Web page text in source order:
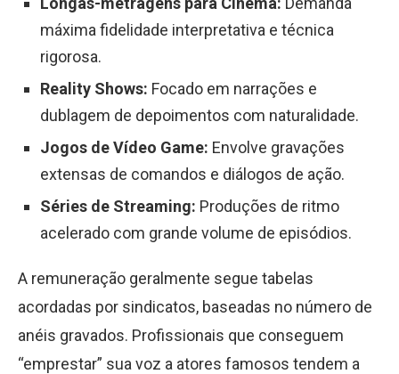
máxima fidelidade interpretativa e técnica
rigorosa.
Reality Shows: Focado em narrações e
dublagem de depoimentos com naturalidade.
Jogos de Vídeo Game: Envolve gravações
extensas de comandos e diálogos de ação.
Séries de Streaming: Produções de ritmo
acelerado com grande volume de episódios.
A remuneração geralmente segue tabelas
acordadas por sindicatos, baseadas no número de
anéis gravados. Profissionais que conseguem
“emprestar” sua voz a atores famosos tendem a